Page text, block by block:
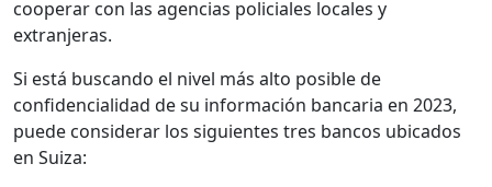
cooperar con las agencias policiales locales y
extranjeras.
Si está buscando el nivel más alto posible de
confidencialidad de su información bancaria en 2023,
puede considerar los siguientes tres bancos ubicados
en Suiza: